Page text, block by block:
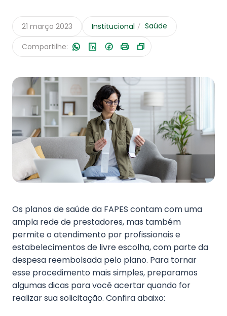
Portal de Serviços
21 março 2023 Institucional Saúde
Compartilhe:
Os planos de saúde da FAPES contam com uma
ampla rede de prestadores, mas também
permite o atendimento por profissionais e
estabelecimentos de livre escolha, com parte da
despesa reembolsada pelo plano. Para tornar
esse procedimento mais simples, preparamos
algumas dicas para você acertar quando for
realizar sua solicitação. Confira abaixo: